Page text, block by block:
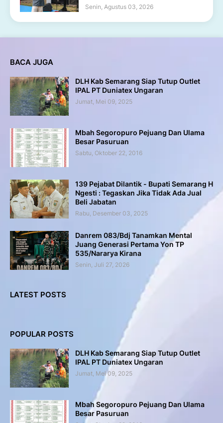
Senin, Agustus 03, 2026
BACA JUGA
DLH Kab Semarang Siap Tutup Outlet
IPAL PT Duniatex Ungaran
Jumat, Mei 09, 2025
Mbah Segoropuro Pejuang Dan Ulama
Besar Pasuruan
Sabtu, Oktober 22, 2016
139 Pejabat Dilantik - Bupati Semarang H
Ngesti : Tegaskan Jika Tidak Ada Jual
Beli Jabatan
Rabu, Desember 03, 2025
Danrem 083/Bdj Tanamkan Mental
Juang Generasi Pertama Yon TP
535/Nararya Kirana
Senin, Juli 27, 2026
LATEST POSTS
POPULAR POSTS
DLH Kab Semarang Siap Tutup Outlet
IPAL PT Duniatex Ungaran
Jumat, Mei 09, 2025
Mbah Segoropuro Pejuang Dan Ulama
Besar Pasuruan